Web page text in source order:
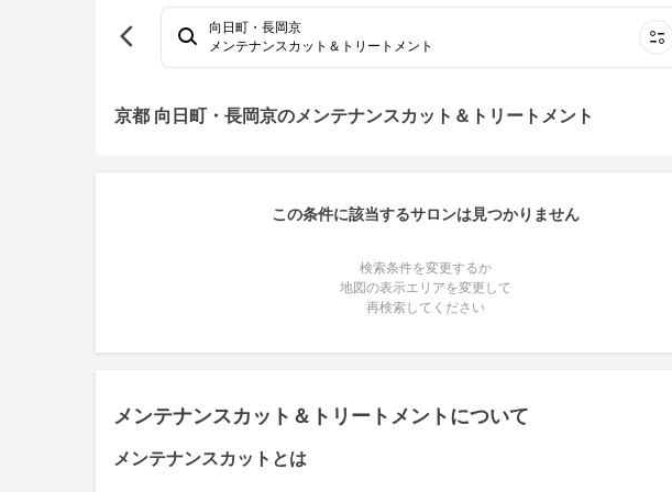
向日町・長岡京
メンテナンスカット＆トリートメント
京都 向日町・長岡京のメンテナンスカット＆トリートメント
この条件に該当するサロンは見つかりません
検索条件を変更するか
地図の表示エリアを変更して
再検索してください
メンテナンスカット＆トリートメントについて
メンテナンスカットとは